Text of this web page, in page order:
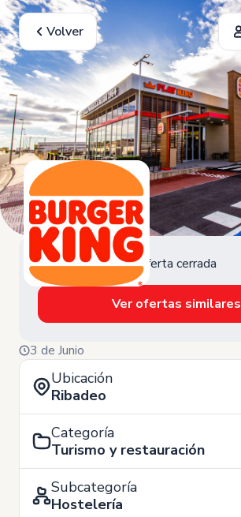
Volver
Oferta cerrada
Ver ofertas similares
3 de Junio
Ubicación
Ribadeo
Categoría
Turismo y restauración
Subcategoría
Hostelería